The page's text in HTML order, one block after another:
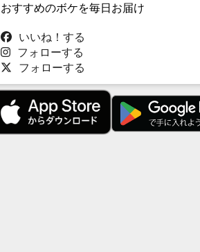
おすすめのボケを毎日お届け
いいね！する
フォローする
フォローする